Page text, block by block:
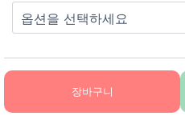
장바구니